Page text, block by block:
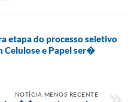
etapa do processo seletivo
Celulose e Papel ser�
NOTÍCIA MENOS RECENTE